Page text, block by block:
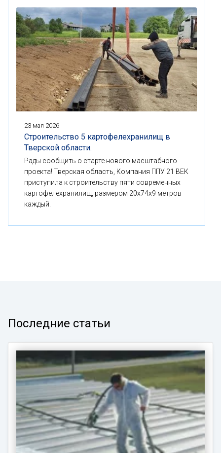
23 мая 2026
Строительство 5 картофелехранилищ в
Тверской области.
Рады сообщить о старте нового масштабного
проекта! Тверская область, Компания ППУ 21 ВЕК
приступила к строительству пяти современных
картофелехранилищ, размером 20x74x9 метров
каждый.
Последние статьи